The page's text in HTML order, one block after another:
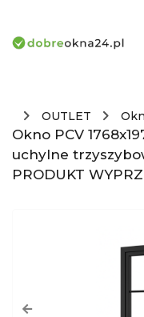
OUTLET
Okno PCV
uchylne
PRODUKT